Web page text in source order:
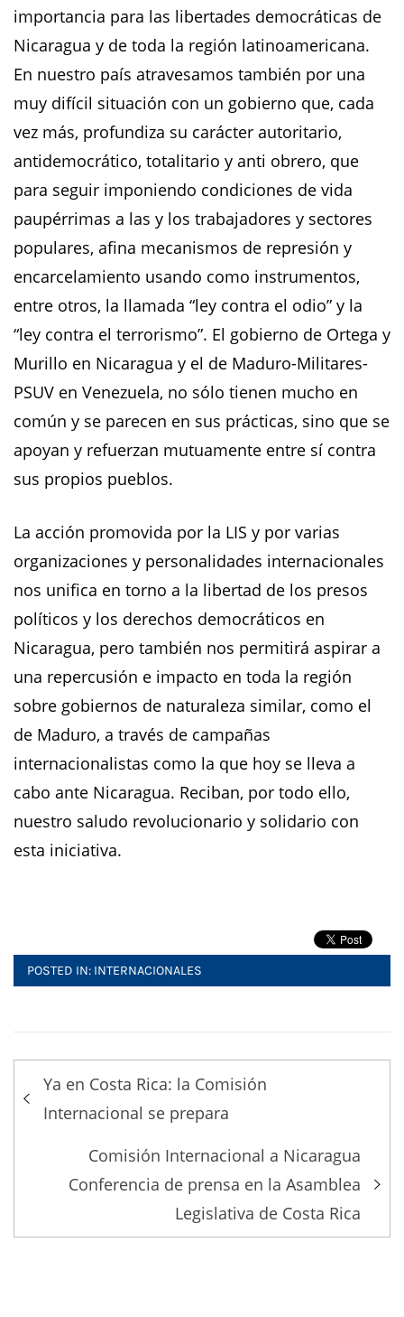
importancia para las libertades democráticas de
Nicaragua y de toda la región latinoamericana.
En nuestro país atravesamos también por una
muy difícil situación con un gobierno que, cada
vez más, profundiza su carácter autoritario,
antidemocrático, totalitario y anti obrero, que
para seguir imponiendo condiciones de vida
paupérrimas a las y los trabajadores y sectores
populares, afina mecanismos de represión y
encarcelamiento usando como instrumentos,
entre otros, la llamada “ley contra el odio” y la
“ley contra el terrorismo”. El gobierno de Ortega y
Murillo en Nicaragua y el de Maduro-Militares-
PSUV en Venezuela, no sólo tienen mucho en
común y se parecen en sus prácticas, sino que se
apoyan y refuerzan mutuamente entre sí contra
sus propios pueblos.
La acción promovida por la LIS y por varias
organizaciones y personalidades internacionales
nos unifica en torno a la libertad de los presos
políticos y los derechos democráticos en
Nicaragua, pero también nos permitirá aspirar a
una repercusión e impacto en toda la región
sobre gobiernos de naturaleza similar, como el
de Maduro, a través de campañas
internacionalistas como la que hoy se lleva a
cabo ante Nicaragua. Reciban, por todo ello,
nuestro saludo revolucionario y solidario con
esta iniciativa.
POSTED IN: INTERNACIONALES
Post
navigation
Ya en Costa Rica: la Comisión
Internacional se prepara
Comisión Internacional a Nicaragua
Conferencia de prensa en la Asamblea
Legislativa de Costa Rica